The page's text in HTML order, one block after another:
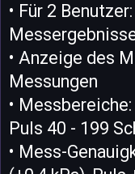
• Für 2
• Anzeige des
Messungen
•
Puls 40 - 199
• Mess-